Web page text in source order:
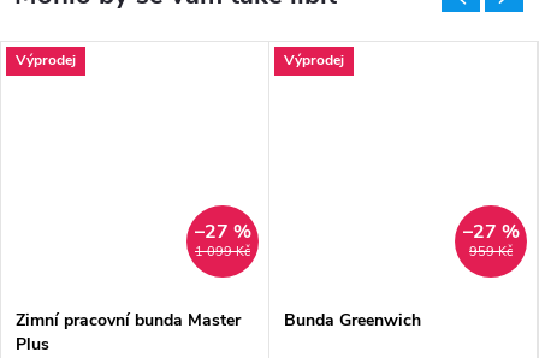
Výprodej
1 099 Kč
–27 %
Zimní pracovní bunda Master
Plus
Výprodej
959 Kč
–27 %
Bunda Greenwich